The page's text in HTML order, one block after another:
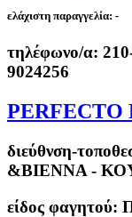
ελάχιστη παραγγελία: -
τηλέφωνο/α:
9024256
PERFECTO
διεύθνση-
&ΒΙΕΝΝΑ -
είδος φαγητού: